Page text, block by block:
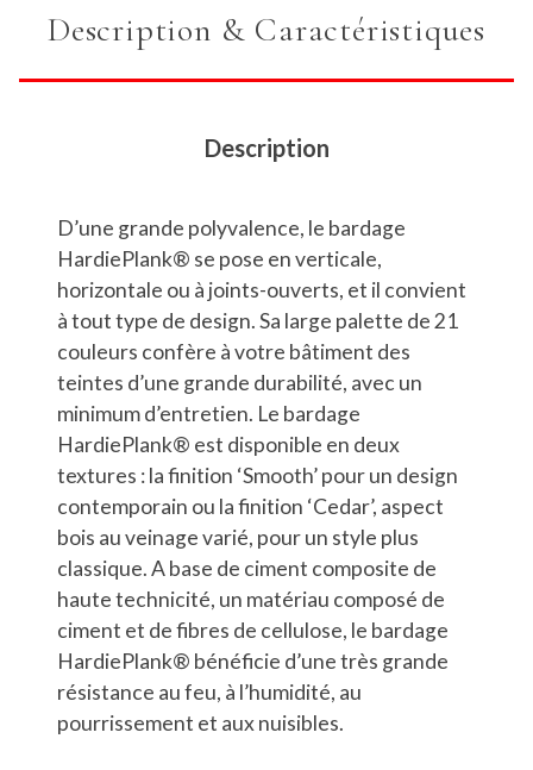
Description & Caractéristiques
Description
D’une grande polyvalence, le bardage
HardiePlank® se pose en verticale,
horizontale ou à joints-ouverts, et il convient
à tout type de design. Sa large palette de 21
couleurs confère à votre bâtiment des
teintes d’une grande durabilité, avec un
minimum d’entretien. Le bardage
HardiePlank® est disponible en deux
textures : la finition ‘Smooth’ pour un design
contemporain ou la finition ‘Cedar’, aspect
bois au veinage varié, pour un style plus
classique. A base de ciment composite de
haute technicité, un matériau composé de
ciment et de fibres de cellulose, le bardage
HardiePlank® bénéficie d’une très grande
résistance au feu, à l’humidité, au
pourrissement et aux nuisibles.